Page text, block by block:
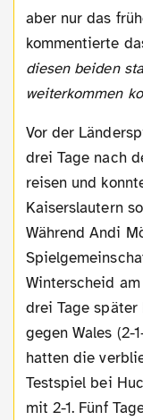
aber nur das
kommentierte
diesen beiden
weiterkommen
Vor der Länderspielpause mussten die Borussen
drei Tage nach
reisen und
Kaiserslautern
Während Andi
Winterscheid am
drei Tage
gegen Wales (2-
hatten die
Testspiel bei
mit 2-1. Fünf